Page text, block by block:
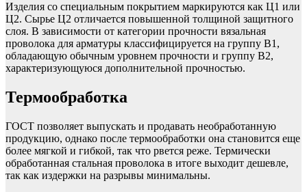
Изделия со специальным покрытием маркируются как Ц1 или
Ц2. Сырье Ц2 отличается повышенной толщиной защитного
слоя. В зависимости от категории прочности вязальная
проволока для арматуры классифицируется на группу В1,
обладающую обычным уровнем прочности и группу В2,
характеризующуюся дополнительной прочностью.
Термообработка
ГОСТ позволяет выпускать и продавать необработанную
продукцию, однако после термообработки она становится еще
более мягкой и гибкой, так что рвется реже. Термически
обработанная стальная проволока в итоге выходит дешевле,
так как издержки на разрывы минимальны.